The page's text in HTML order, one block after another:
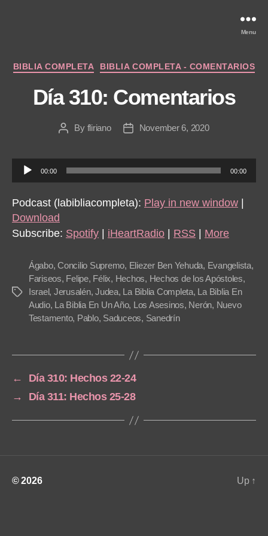
Menu
Categories
BIBLIA COMPLETA BIBLIA COMPLETA - COMENTARIOS
Día 310: Comentarios
PostBy fliriano
PostNovember 6, 2020
u
d
i
o
y
00:00 00:00
Podcast (labibliacompleta): Play in new window
Download
Subscribe: Spotify iHeartRadio RSS More
Tags
Ágabo,Concilio Supremo, Eliezer Ben Yehuda, Evangelista,
Fariseos, Felipe, Félix, Hechos, Hechos de los Apóstoles,
Israel, Jerusalén,Judea, La Biblia Completa, La Biblia En
Audio, La Biblia En Un Año, Los Asesinos, Nerón, Nuevo
Testamento, Pablo, Saduceos, Sanedrín
←
Día 310: Hechos 22-24
→
Día 311: Hechos 25-28
© 2026 Up ↑